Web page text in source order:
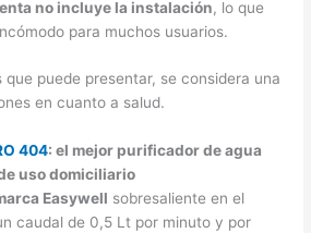
no incluye la instalación, lo que
para muchos usuarios.
que puede presentar, se considera una
en cuanto a salud.
404: el mejor purificador de agua
uso domiciliario
Easywell sobresaliente en el
caudal de 0,5 Lt por minuto y por